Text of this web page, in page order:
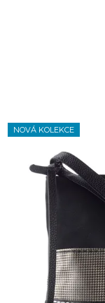
NOVÁ KOLEKCE